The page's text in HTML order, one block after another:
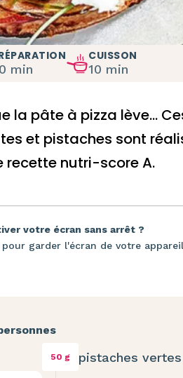
min
CUISSON
10 min
la pâte à pizza lève...
et pistaches sont
recette nutri-score A.
votre écran sans arrêt ?
garder l'écran de votre
50 g pistaches